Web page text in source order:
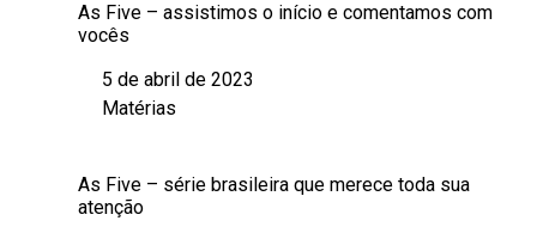
As Five – assistimos o início e comentamos com
vocês
Data5 de abril de 2023
Em relação a
Matérias
As Five – série brasileira que merece toda sua
atenção